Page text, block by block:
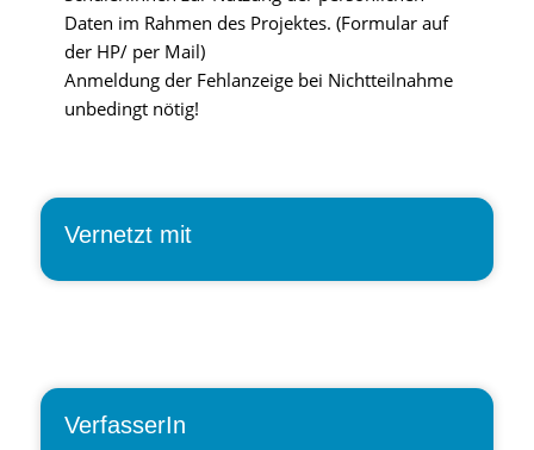
Daten im Rahmen des Projektes. (Formular auf
der HP/ per Mail)
Anmeldung der Fehlanzeige bei Nichtteilnahme
unbedingt nötig!
Vernetzt mit
VerfasserIn